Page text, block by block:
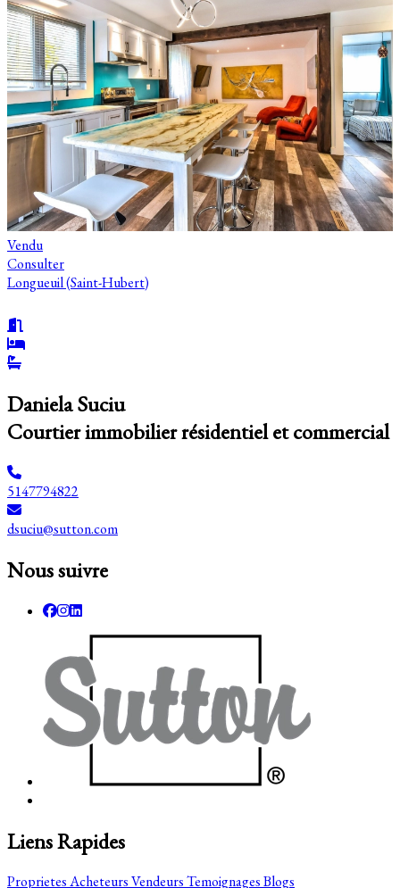
Vendu
Consulter
Longueuil (Saint-Hubert)
Daniela Suciu
Courtier immobilier résidentiel et commercial
5147794822
dsuciu@sutton.com
Nous suivre
Liens Rapides
ProprietesAcheteursVendeursTemoignagesBlogs